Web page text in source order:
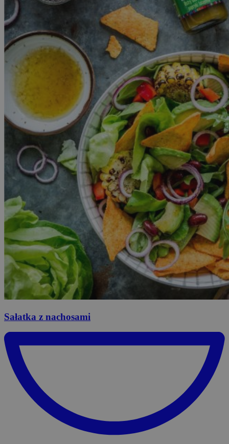
Sałatka z nachosami